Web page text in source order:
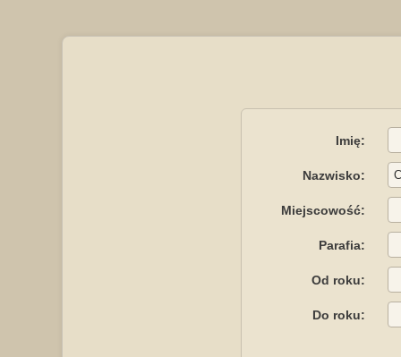
Imię:
Nazwisko:
Miejscowość:
Parafia:
Od roku:
Do roku: